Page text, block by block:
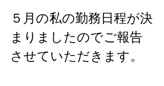
５月の私の勤務日程が決
まりましたのでご報告
させていただきます。